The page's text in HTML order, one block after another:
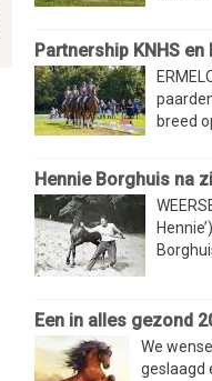
Partnership KNHS
breed
Hennie Borghuis na
Een in alles gezond
We
geslaagd